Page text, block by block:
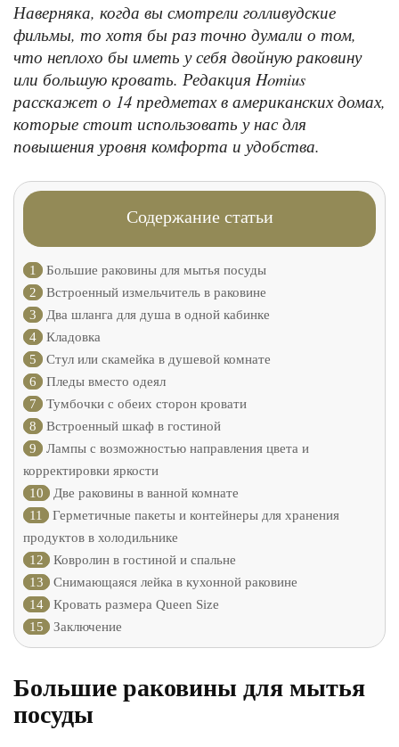
Наверняка, когда вы смотрели голливудские
фильмы, то хотя бы раз точно думали о том,
что неплохо бы иметь у себя двойную раковину
или большую кровать. Редакция Homius
расскажет о 14 предметах в американских домах,
которые стоит использовать у нас для
повышения уровня комфорта и удобства.
Содержание статьи
1
Большие раковины для мытья посуды
2
Встроенный измельчитель в раковине
3
Два шланга для душа в одной кабинке
4
Кладовка
5
Стул или скамейка в душевой комнате
6
Пледы вместо одеял
7
Тумбочки с обеих сторон кровати
8
Встроенный шкаф в гостиной
9
Лампы с возможностью направления цвета и
корректировки яркости
10
Две раковины в ванной комнате
11
Герметичные пакеты и контейнеры для хранения
продуктов в холодильнике
12
Ковролин в гостиной и спальне
13
Снимающаяся лейка в кухонной раковине
14
Кровать размера Queen Size
15
Заключение
Большие раковины для мытья
посуды